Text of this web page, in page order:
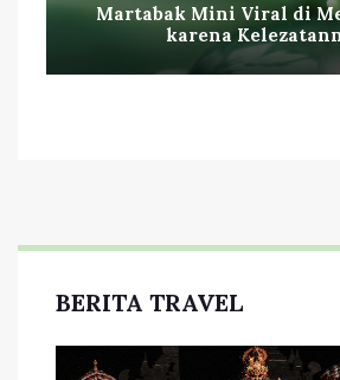
Martabak Mini Viral di
karena
BERITA TRAVEL